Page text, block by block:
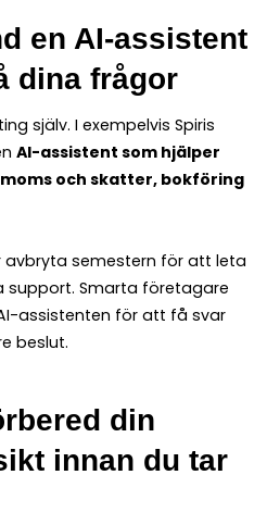
en AI-assistent
dina frågor
själv. I exempelvis Spiris
AI-assistent som hjälper
och skatter, bokföring
avbryta semestern för att leta
support. Smarta företagare
assistenten för att få svar
beslut.
din
innan du tar